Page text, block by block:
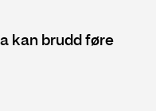
kan brudd føre